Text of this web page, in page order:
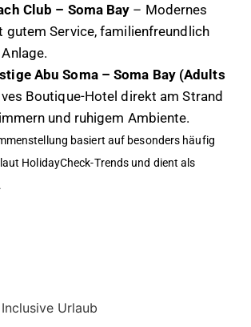
Club – Soma Bay – Modernes
gutem Service, familienfreundlich
Abu Soma – Soma Bay (Adults
Boutique-Hotel direkt am Strand
und ruhigem Ambiente.
basiert auf besonders häufig
HolidayCheck-Trends und dient als